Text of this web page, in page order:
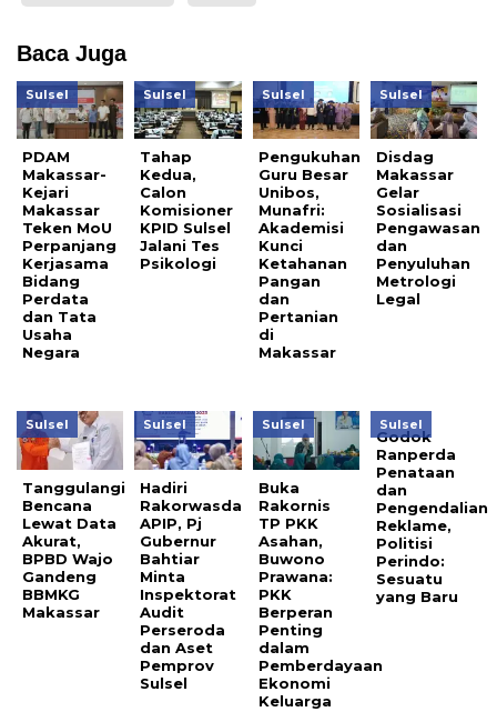
Baca Juga
Sulsel
PDAM
Makassar-
Kejari
Makassar
Teken MoU
Perpanjang
Kerjasama
Bidang
Perdata
dan Tata
Usaha
Negara
Sulsel
Tahap
Kedua,
Calon
Komisioner
KPID Sulsel
Jalani Tes
Psikologi
Sulsel
Pengukuhan
Guru Besar
Unibos,
Munafri:
Akademisi
Kunci
Ketahanan
Pangan
dan
Pertanian
di
Makassar
Sulsel
Disdag
Makassar
Gelar
Sosialisasi
Pengawasan
dan
Penyuluhan
Metrologi
Legal
Sulsel
Tanggulangi
Bencana
Lewat Data
Akurat,
BPBD Wajo
Gandeng
BBMKG
Makassar
Sulsel
Hadiri
Rakorwasda
APIP, Pj
Gubernur
Bahtiar
Minta
Inspektorat
Audit
Perseroda
dan Aset
Pemprov
Sulsel
Sulsel
Buka
Rakornis
TP PKK
Asahan,
Buwono
Prawana:
PKK
Berperan
Penting
dalam
Pemberdayaan
Ekonomi
Keluarga
Sulsel
Godok
Ranperda
Penataan
dan
Pengendalian
Reklame,
Politisi
Perindo:
Sesuatu
yang Baru